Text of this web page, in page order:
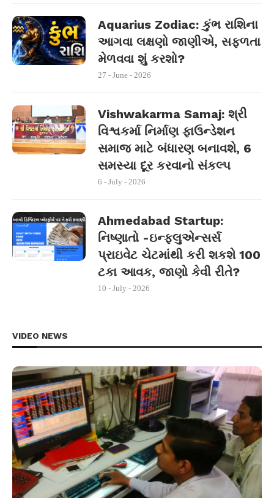
Aquarius Zodiac: કુંભ રાશિના
આગવા લક્ષણો જાણીએ, સફળતા
મેળવવા શું કરશો?
27 - June - 2026
Vishwakarma Samaj: શ્રી
વિશ્વકર્મા નિર્માણ ફાઉન્ડેશન
સમાજ માટે બંધારણ બનાવશે, 6
સમસ્યા દૂર કરવાનો સંકલ્પ
6 - July - 2026
Ahmedabad Startup:
નિષ્ણાતો -ઇન્ફ્લુએન્સર્સ
પ્રાઇવેટ ચેટમાંથી કરી શકશે 100
ટકા આવક, જાણો કેવી રીતે?
10 - July - 2026
VIDEO NEWS